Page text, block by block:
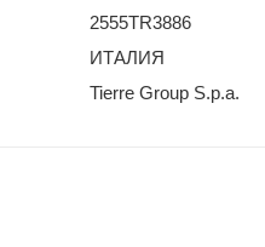
2555TR3886
ИТАЛИЯ
Tierre Group S.p.a.